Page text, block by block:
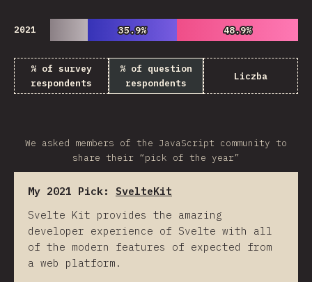
2021 35.9%
35.9% 48.9%
48.9%
% of survey
respondents
% of question
respondents
Liczba
We asked members of the JavaScript community to
share their “pick of the year”
My 2021 Pick: SvelteKit
Svelte Kit provides the amazing
developer experience of Svelte with all
of the modern features of expected from
a web platform.